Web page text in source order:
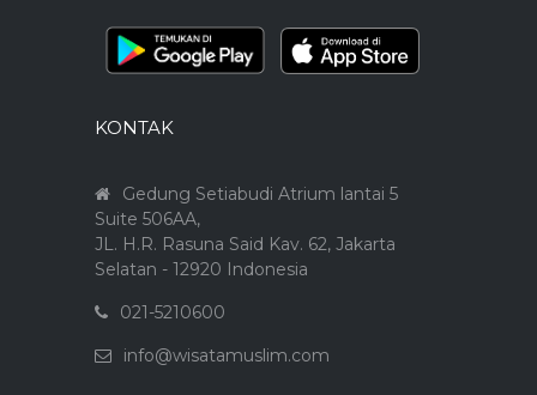
KONTAK
Gedung Setiabudi Atrium lantai 5
Suite 506AA,
JL. H.R. Rasuna Said Kav. 62, Jakarta
Selatan - 12920 Indonesia
021-5210600
info@wisatamuslim.com